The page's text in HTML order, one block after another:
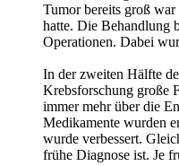
Tumor bereits groß
hatte. Die Behandlung
Operationen. Dabei
In der zweiten Hälfte
Krebsforschung große
immer mehr über die
Medikamente wurden
wurde verbessert.
frühe Diagnose ist. Je